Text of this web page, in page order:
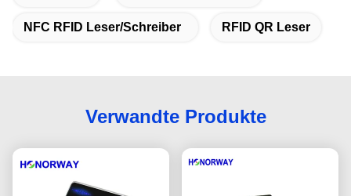
NFC RFID Leser/Schreiber RFID QR Leser
Verwandte Produkte